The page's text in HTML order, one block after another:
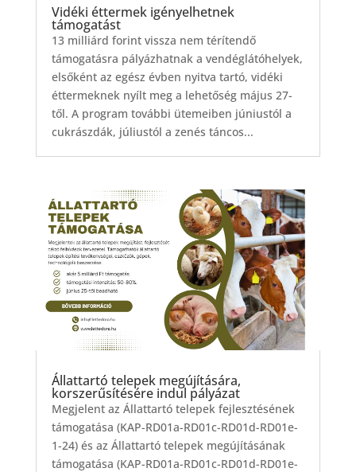
Vidéki éttermek igényelhetnek
támogatást
13 milliárd forint vissza nem térítendő
támogatásra pályázhatnak a vendéglátóhelyek,
elsőként az egész évben nyitva tartó, vidéki
éttermeknek nyílt meg a lehetőség május 27-
től. A program további ütemeiben júniustól a
cukrászdák, júliustól a zenés táncos...
Állattartó telepek megújítására,
korszerűsítésére indul pályázat
Megjelent az Állattartó telepek fejlesztésének
támogatása (KAP-RD01a-RD01c-RD01d-RD01e-
1-24) és az Állattartó telepek megújításának
támogatása (KAP-RD01a-RD01c-RD01d-RD01e-